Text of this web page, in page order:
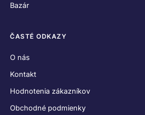
Bazár
ČASTÉ ODKAZY
O nás
Kontakt
Hodnotenia zákazníkov
Obchodné podmienky